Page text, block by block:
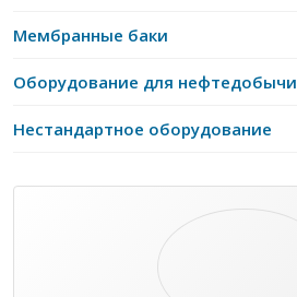
Мембранные баки
Оборудование для нефтедобычи
Нестандартное оборудование